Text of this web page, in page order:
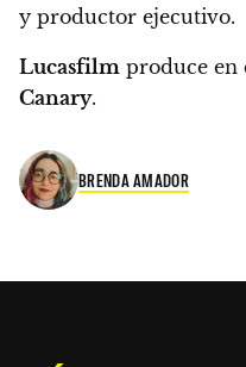
y productor ejecutivo.
Lucasfilm produce en
Canary.
BRENDA AMADOR